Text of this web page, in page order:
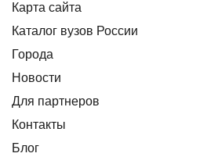
Карта сайта
Каталог вузов России
Города
Новости
Для партнеров
Контакты
Блог